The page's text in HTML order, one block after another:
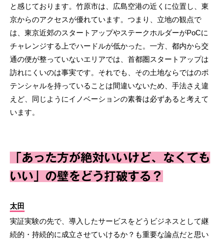
と感じております。竹原市は、広島空港の近くに位置し、東
京からのアクセスが優れています。つまり、立地の観点で
は、東京近郊のスタートアップやステークホルダーがPoCに
チャレンジする上でハードルが低かった。一方、都内から交
通の便が整っていないエリアでは、首都圏スタートアップは
訪れにくいのは事実です。それでも、その土地ならではのポ
テンシャルを持っていることは間違いないため、手法さえ違
えど、同じようにイノベーションの素養は必ずあると考えて
います。
「あった方が絶対いいけど、なくても
いい」の壁をどう打破する？
太田
実証実験の先で、導入したサービスをどうビジネスとして継
続的・持続的に成立させていけるか？も重要な論点だと思い